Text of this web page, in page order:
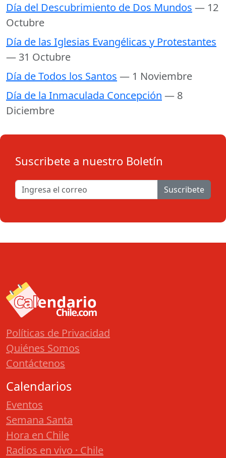
Día del Descubrimiento de Dos Mundos — 12
Octubre
Día de las Iglesias Evangélicas y Protestantes
— 31 Octubre
Día de Todos los Santos — 1 Noviembre
Día de la Inmaculada Concepción — 8
Diciembre
Suscribete a nuestro Boletín
Suscribete
Políticas de Privacidad
Quiénes Somos
Contáctenos
Calendarios
Eventos
Semana Santa
Hora en Chile
Radios en vivo · Chile